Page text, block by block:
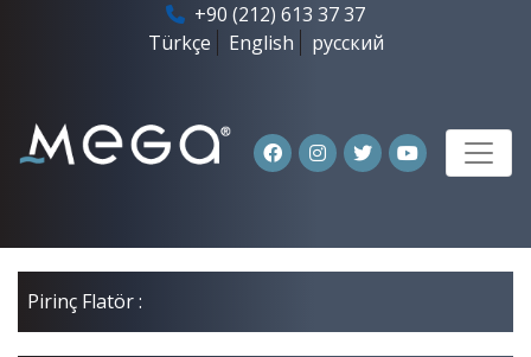
+90 (212) 613 37 37
Türkçe
English русский
Pirinç Flatör :